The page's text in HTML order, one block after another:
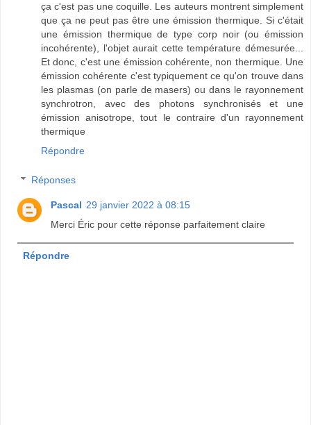
ça c'est pas une coquille. Les auteurs montrent simplement
que ça ne peut pas être une émission thermique. Si c'était
une émission thermique de type corp noir (ou émission
incohérente), l'objet aurait cette température démesurée...
Et donc, c'est une émission cohérente, non thermique. Une
émission cohérente c'est typiquement ce qu'on trouve dans
les plasmas (on parle de masers) ou dans le rayonnement
synchrotron, avec des photons synchronisés et une
émission anisotrope, tout le contraire d'un rayonnement
thermique
Répondre
Réponses
Pascal 29 janvier 2022 à 08:15
Merci Éric pour cette réponse parfaitement claire
Répondre